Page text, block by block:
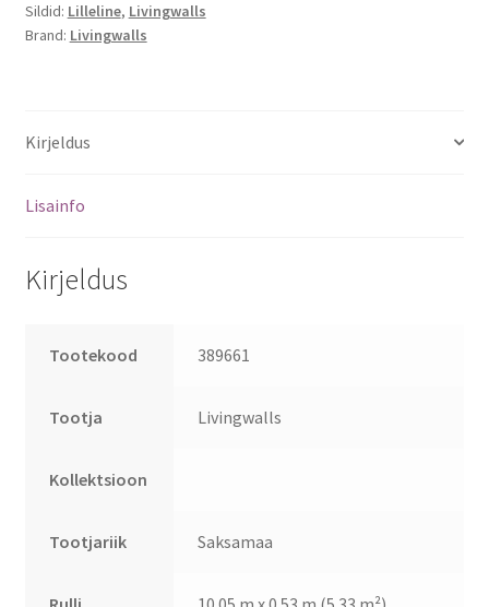
Sildid: Lilleline, Livingwalls
Brand: Livingwalls
Kirjeldus
Lisainfo
Kirjeldus
Tootekood 389661
Tootja Livingwalls
Kollektsioon
Tootjariik Saksamaa